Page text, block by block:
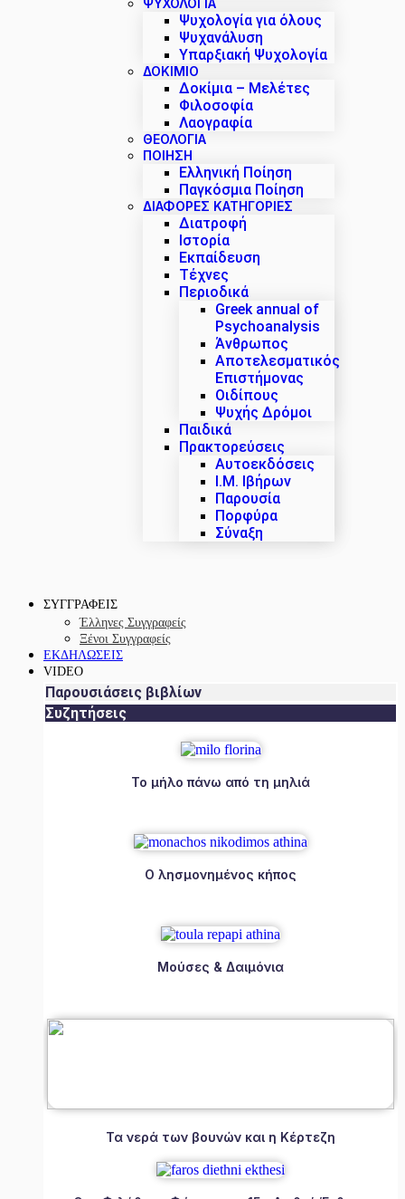
Ψυχολογία για όλους
Ψυχανάλυση
Υπαρξιακή Ψυχολογία
ΔΟΚΊΜΙΟ
Δοκίμια – Μελέτες
Φιλοσοφία
Λαογραφία
ΘΕΟΛΟΓΙΑ
ΠΟΙΗΣΗ
Ελληνική Ποίηση
Παγκόσμια Ποίηση
ΔΙΑΦΟΡΕΣ ΚΑΤΗΓΟΡΙΕΣ
Διατροφή
Ιστορία
Εκπαίδευση
Τέχνες
Περιοδικά
Greek annual of
Psychoanalysis
Άνθρωπος
Αποτελεσματικός
Επιστήμονας
Οιδίπους
Ψυχής Δρόμοι
Παιδικά
Πρακτoρεύσεις
Αυτοεκδόσεις
Ι.Μ. Ιβήρων
Παρουσία
Πορφύρα
Σύναξη
ΣΥΓΓΡΑΦΕΙΣ
Έλληνες Συγγραφείς
Ξένοι Συγγραφείς
ΕΚΔΗΛΩΣΕΙΣ
VIDEO
Παρουσιάσεις βιβλίων
Συζητήσεις
Το μήλο πάνω από τη μηλιά
Ο λησμονημένος κήπος
Μούσες & Δαιμόνια
Τα νερά των βουνών και η Κέρτεζη